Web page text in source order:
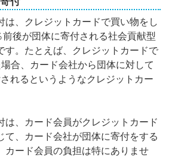
は、クレジットカードで買い物をし
後が団体に寄付される社会貢献型
す。たとえば、クレジットカードで
合、カード会社から団体に対して
れるというようなクレジットカー
は、カード会員がクレジットカード
て、カード会社が団体に寄付をする
カード会員の負担は特にありませ